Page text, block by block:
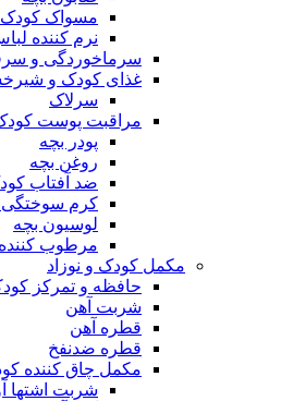
مسواک کودک
نرم کننده
سرماخوردگی و
غذای کودک و
سرلاک
مراقبت پوست
پودر بچه
روغن بچه
ضد آفتاب
کرم سوختگی
لوسیون بچه
مرطوب
مکمل کودک و نوزاد
حافظه و تمرکز
شربت آهن
قطره آهن
قطره ضدنفخ
مکمل چاق کننده
شربت اشتها